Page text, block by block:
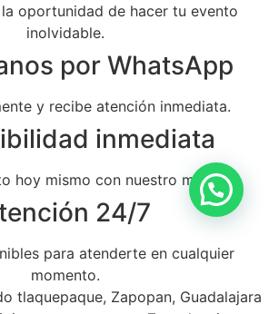
oportunidad de hacer tu evento
inolvidable.
por WhatsApp
y recibe atención inmediata.
inmediata
hoy mismo con nuestro mariachi.
24/7
para atenderte en cualquier
momento.
tlaquepaque, Zapopan, Guadalajara